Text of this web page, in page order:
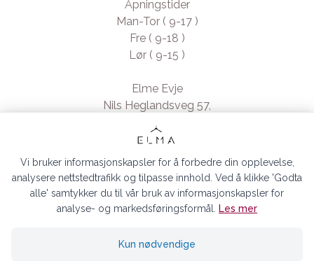
Åpningstider
Man-Tor ( 9-17 )
Fre ( 9-18 )
Lør ( 9-15 )
Elme Evje
Nils Heglandsveg 57,
4735 Evje, Norway
- Org. nr. 923370994
Vi bruker informasjonskapsler for å forbedre din opplevelse,
analysere nettstedtrafikk og tilpasse innhold. Ved å klikke 'Godta
alle' samtykker du til vår bruk av informasjonskapsler for
analyse- og markedsføringsformål.
Les mer
Kun nødvendige